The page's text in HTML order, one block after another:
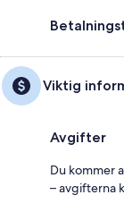
Viktig
Avgifter
Du kommer
– avgifterna